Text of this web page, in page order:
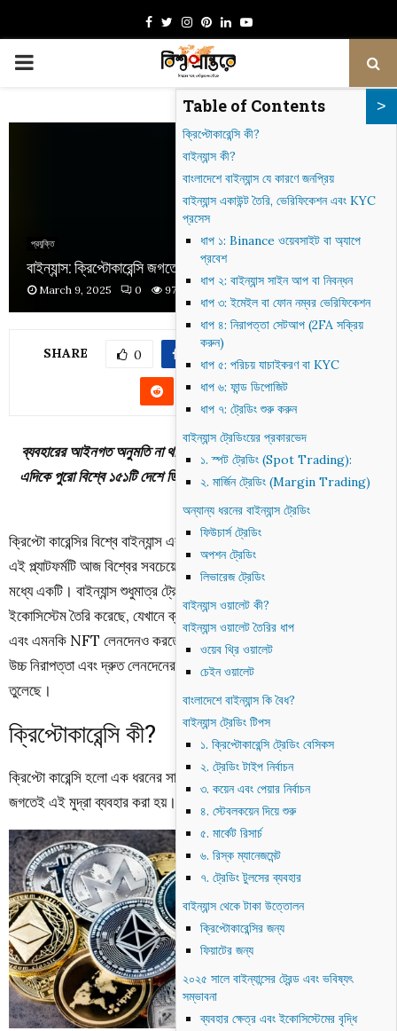
Facebook
TwitterInstagram
Pinterest
LinkedinYoutube
PRIMARY
প্রযুক্তি
বাইন্যান্স: ক্রিপ্টোকারেন্সি জগতের বিপ্লব
March 9, 2025 0 973
SHARE 0
ব্যবহারের আইনগত অনুমতি না থাকলেও তালিকায় বাংলাদেশের অবস্থান ৩৫।
এদিকে পুরো বিশ্বে ১৫১টি দেশে ডিজিটাল মুদ্রা হিসেবে ক্রিপ্টোকারেন্সি ব্যবহার
ক্রিপ্টো কারেন্সির বিশ্বে বাইন্যান্স একটি বিপ্লবের নাম। ২০১৭ সালে প্রতিষ্ঠিত
এই প্ল্যাটফর্মটি আজ বিশ্বের সবচেয়ে বড় এবং প্রভাবশালী ক্রিপ্টো এক্সচেঞ্জগুলির
মধ্যে একটি। বাইন্যান্স শুধুমাত্র ট্রেডিংয়ের জন্য নয়, বরং এটি একটি সম্পূর্ণ
ইকোসিস্টেম তৈরি করেছে, যেখানে ব্যবহারকারীরা ক্রিপ্টো ট্রেডিং, স্টেকিং, লেন্ডিং
এবং এমনকি NFT লেনদেনও করতে পারেন। এর ব্যবহারকারী-বান্ধব ইন্টারফেস,
উচ্চ নিরাপত্তা এবং দ্রুত লেনদেনের সুবিধা এটিকে ক্রিপ্টো জগতে অপরিহার্য করে
তুলেছে।
ক্রিপ্টোকারেন্সি কী?
ক্রিপ্টো কারেন্সি হলো এক ধরনের সাংকেতিক ডিজিটাল মুদ্রা। শুধুমাত্র ইন্টারনেট
জগতেই এই মুদ্রা ব্যবহার করা হয়।
Table of Contents
ক্রিপ্টোকারেন্সি কী?
বাইন্যান্স কী?
বাংলাদেশে বাইন্যান্স যে কারণে জনপ্রিয়
বাইন্যান্স একাউন্ট তৈরি, ভেরিফিকেশন এবং KYC
প্রসেস
ধাপ ১: Binance ওয়েবসাইট বা অ্যাপে
প্রবেশ
ধাপ ২: বাইন্যান্স সাইন আপ বা নিবন্ধন
ধাপ ৩: ইমেইল বা ফোন নম্বর ভেরিফিকেশন
ধাপ ৪: নিরাপত্তা সেটআপ (2FA সক্রিয়
করুন)
ধাপ ৫: পরিচয় যাচাইকরণ বা KYC
ধাপ ৬: ফান্ড ডিপোজিট
ধাপ ৭: ট্রেডিং শুরু করুন
বাইন্যান্স ট্রেডিংয়ের প্রকারভেদ
১. স্পট ট্রেডিং (Spot Trading):
২. মার্জিন ট্রেডিং (Margin Trading)
অন্যান্য ধরনের বাইন্যান্স ট্রেডিং
ফিউচার্স ট্রেডিং
অপশন ট্রেডিং
লিভারেজ ট্রেডিং
বাইন্যান্স ওয়ালেট কী?
বাইন্যান্স ওয়ালেট তৈরির ধাপ
ওয়েব থ্রি ওয়ালেট
চেইন ওয়ালেট
বাংলাদেশে বাইন্যান্স কি বৈধ?
বাইন্যান্স ট্রেডিং টিপস
১. ক্রিপ্টোকারেন্সি ট্রেডিং বেসিকস
২. ট্রেডিং টাইপ নির্বাচন
৩. কয়েন এবং পেয়ার নির্বাচন
৪. স্টেবলকয়েন দিয়ে শুরু
৫. মার্কেট রিসার্চ
৬. রিস্ক ম্যানেজমেন্ট
৭. ট্রেডিং টুলসের ব্যবহার
বাইন্যান্স থেকে টাকা উত্তোলন
ক্রিপ্টোকারেন্সির জন্য
ফিয়াটের জন্য
২০২৫ সালে বাইন্যান্সের ট্রেন্ড এবং ভবিষ্যৎ
সম্ভাবনা
ব্যবহার ক্ষেত্র এবং ইকোসিস্টেমের বৃদ্ধি